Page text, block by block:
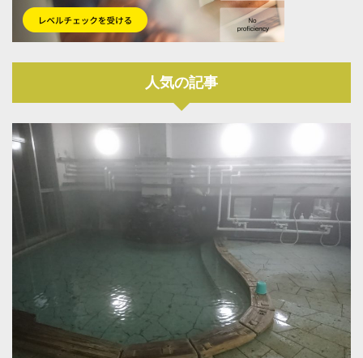
人気の記事